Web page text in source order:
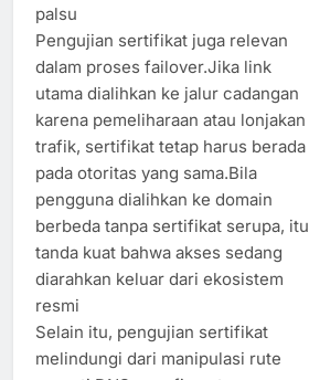
palsu
Pengujian sertifikat juga relevan
dalam proses failover.Jika link
utama dialihkan ke jalur cadangan
karena pemeliharaan atau lonjakan
trafik, sertifikat tetap harus berada
pada otoritas yang sama.Bila
pengguna dialihkan ke domain
berbeda tanpa sertifikat serupa, itu
tanda kuat bahwa akses sedang
diarahkan keluar dari ekosistem
resmi
Selain itu, pengujian sertifikat
melindungi dari manipulasi rute